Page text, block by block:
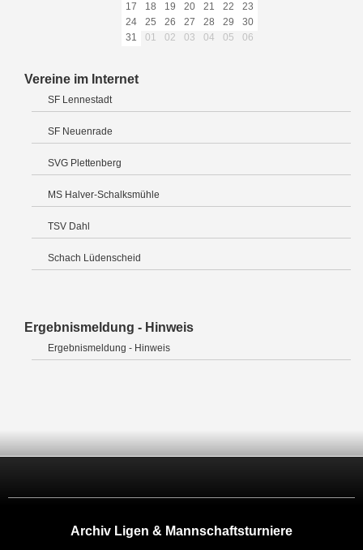
17
18 19 20 21 22
23
24
25 26 27 28 29
30
31
01 02 03 04 05 06
Vereine im Internet
SF Lennestadt
SF Neuenrade
SVG Plettenberg
MS Halver-Schalksmühle
TSV Dahl
Schach Lüdenscheid
Ergebnismeldung - Hinweis
Ergebnismeldung - Hinweis
Archiv Ligen & Mannschaftsturniere